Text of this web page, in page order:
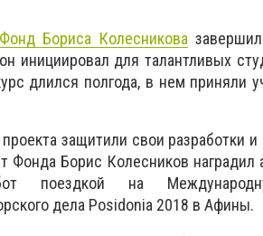
Фонд Бориса Колесникова
инициировал для талантливых
длился полгода, в нем приняли
защитили свои разработки
Фонда Борис Колесников
поездкой на
дела Posidonia 2018 в Афины.